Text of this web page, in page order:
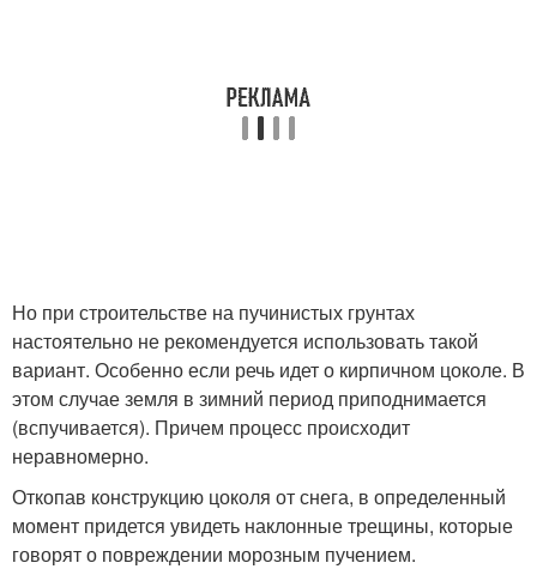
Но при строительстве на пучинистых грунтах
настоятельно не рекомендуется использовать такой
вариант. Особенно если речь идет о кирпичном цоколе. В
этом случае земля в зимний период приподнимается
(вспучивается). Причем процесс происходит
неравномерно.
Откопав конструкцию цоколя от снега, в определенный
момент придется увидеть наклонные трещины, которые
говорят о повреждении морозным пучением.